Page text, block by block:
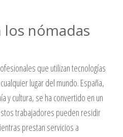
los nómadas
que utilizan tecnologías
lugar del mundo. España,
y cultura, se ha convertido en un
trabajadores pueden residir
prestan servicios a